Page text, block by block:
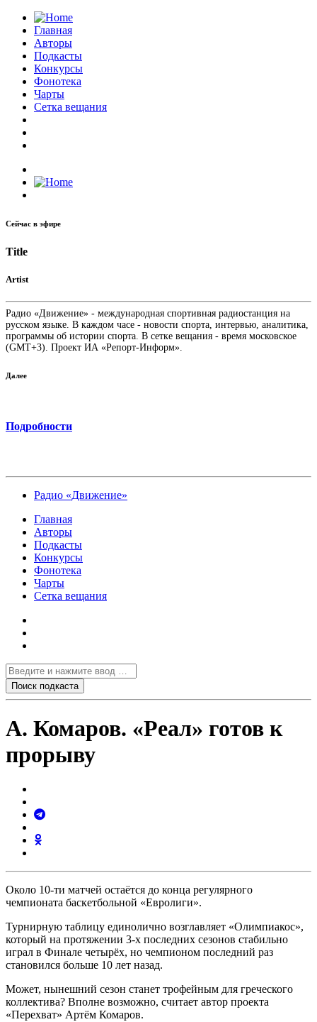
Главная
Авторы
Подкасты
Конкурсы
Фонотека
Чарты
Сетка вещания
Сейчас в эфире
Title
Artist
Радио «Движение» - международная спортивная радиостанция на
русском языке. В каждом часе - новости спорта, интервью, аналитика,
программы об истории спорта. В сетке вещания - время московское
(GMT+3). Проект ИА «Репорт-Информ».
Далее
Подробности
Радио «Движение»
Главная
Авторы
Подкасты
Конкурсы
Фонотека
Чарты
Сетка вещания
А. Комаров. «Реал» готов к
прорыву
Около 10-ти матчей остаётся до конца регулярного
чемпионата баскетбольной «Евролиги».
Турнирную таблицу единолично возглавляет «Олимпиакос»,
который на протяжении 3-х последних сезонов стабильно
играл в Финале четырёх, но чемпионом последний раз
становился больше 10 лет назад.
Может, нынешний сезон станет трофейным для греческого
коллектива? Вполне возможно, считает автор проекта
«Перехват» Артём Комаров.